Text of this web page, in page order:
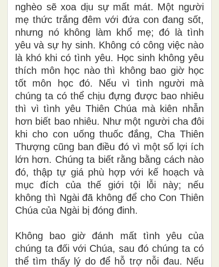
nghèo sẽ xoa dịu sự mất mát. Một người
mẹ thức trắng đêm với đứa con đang sốt,
nhưng nó không làm khổ mẹ; đó là tình
yêu và sự hy sinh. Không có công việc nào
là khó khi có tình yêu. Học sinh không yêu
thích môn học nào thì không bao giờ học
tốt môn học đó. Nếu vì tình người mà
chúng ta có thể chịu đựng được bao nhiêu
thì vì tình yêu Thiên Chúa mà kiên nhẫn
hơn biết bao nhiêu. Như một người cha đôi
khi cho con uống thuốc đắng, Cha Thiên
Thượng cũng ban điều đó vì một số lợi ích
lớn hơn. Chúng ta biết rằng bằng cách nào
đó, thập tự giá phù hợp với kế hoạch và
mục đích của thế giới tội lỗi này; nếu
không thì Ngài đã không để cho Con Thiên
Chúa của Ngài bị đóng đinh.
Không bao giờ đánh mất tình yêu của
chúng ta đối với Chúa, sau đó chúng ta có
thể tìm thấy lý do để hỗ trợ nỗi đau. Nếu